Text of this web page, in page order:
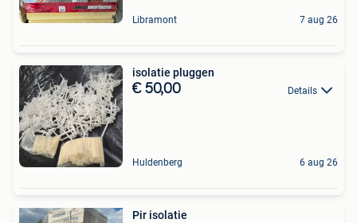
Libramont 7 aug 26
isolatie pluggen
€ 50,00 Details
Huldenberg 6 aug 26
Pir isolatie